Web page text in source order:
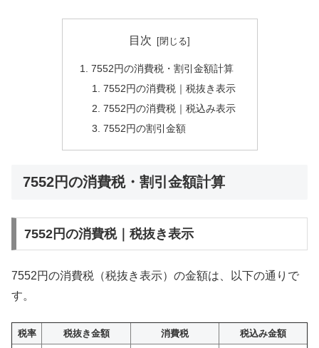
目次
7552円の消費税・割引金額計算
7552円の消費税｜税抜き表示
7552円の消費税｜税込み表示
7552円の割引金額
7552円の消費税・割引金額計算
7552円の消費税｜税抜き表示
7552円の消費税（税抜き表示）の金額は、以下の通りで
す。
税率 税抜き金額 消費税
税込み金額